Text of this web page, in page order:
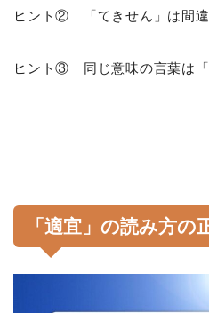
ヒント② 「てきせん」は間違
ヒント③ 同じ意味の言葉は「
「適宜」の読み方の